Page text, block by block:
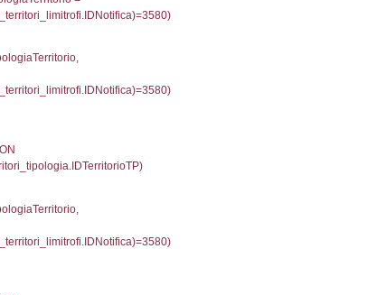
= el_province.IstProvincia) LEFT JOIN
=
AS el_regioni_1 ON
JOIN a2_personale a2p ON
JOIN a2_personale a2p ON
d1_controlli.UffCompetente,
FROM cod_ipa_aoo INNER